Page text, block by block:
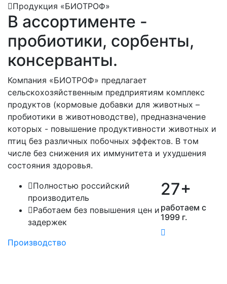
Продукция «БИОТРОФ»
В ассортименте -
пробиотики, сорбенты,
консерванты.
Компания «БИОТРОФ» предлагает
сельскохозяйственным предприятиям комплекс
продуктов (кормовые добавки для животных –
пробиотики в животноводстве), предназначение
которых - повышение продуктивности животных и
птиц без различных побочных эффектов. В том
числе без снижения их иммунитета и ухудшения
состояния здоровья.
Полностью российский
производитель
Работаем без повышения цен и
задержек
Производство
27+
работаем с
1999 г.